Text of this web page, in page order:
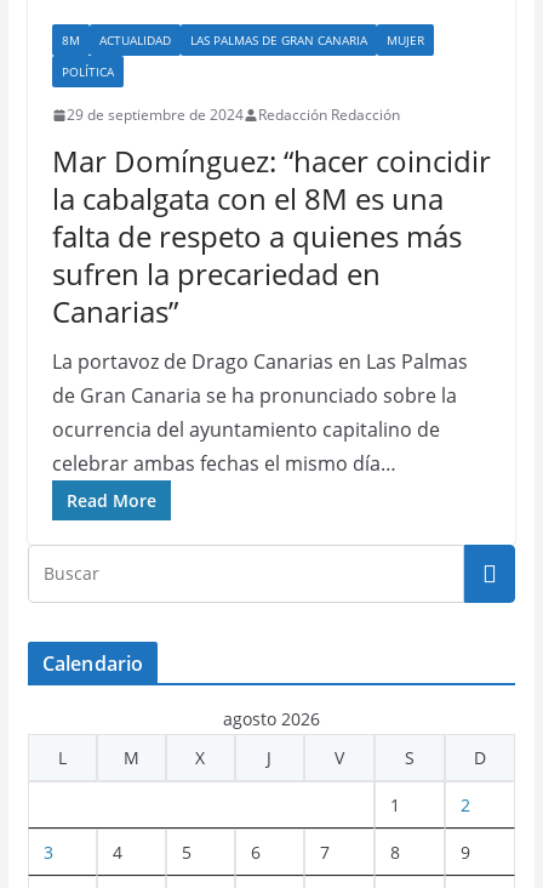
8M ACTUALIDAD LAS PALMAS DE GRAN CANARIA
MUJER
POLÍTICA
29 de septiembre de 2024 Redacción Redacción
Mar Domínguez: “hacer coincidir
la cabalgata con el 8M es una
falta de respeto a quienes más
sufren la precariedad en
Canarias”
La portavoz de Drago Canarias en Las Palmas
de Gran Canaria se ha pronunciado sobre la
ocurrencia del ayuntamiento capitalino de
celebrar ambas fechas el mismo día…
Read More
Calendario
agosto 2026
L
M X J V S D
1 2
3 4 5 6 7 8 9